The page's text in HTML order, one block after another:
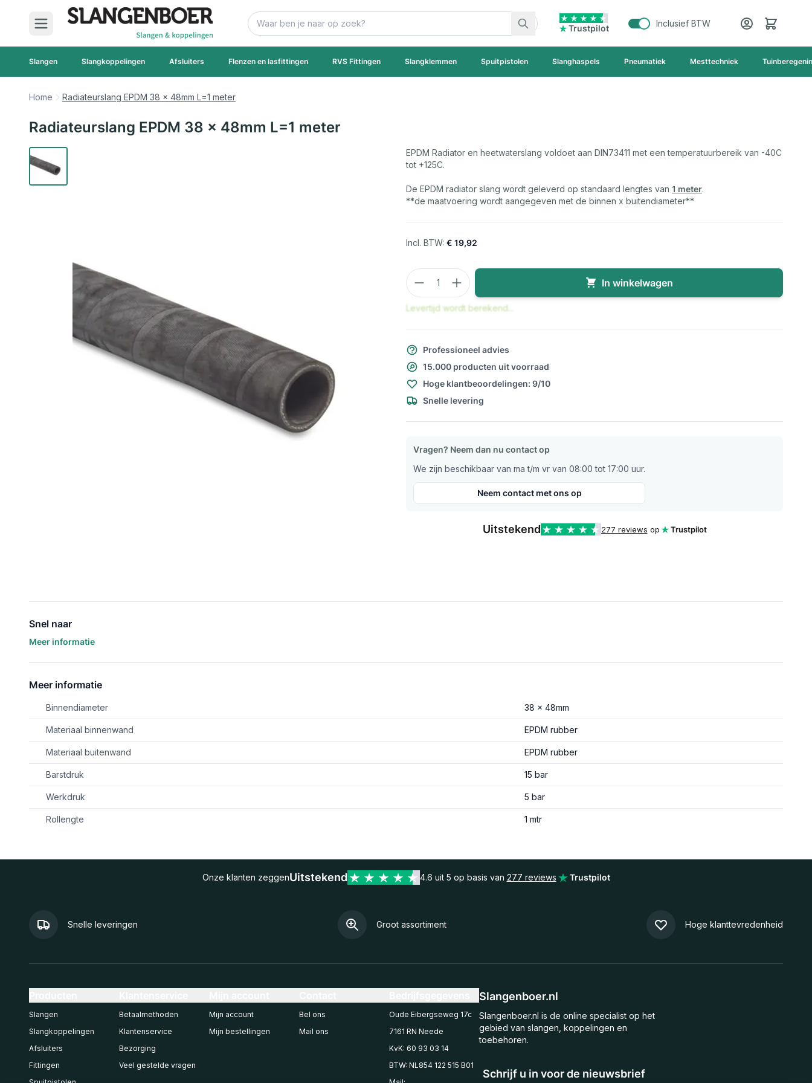
Ga naar de inhoud
Zoek
Trustpilot
Inclusief BTW Cart
Slangen Slangkoppelingen Afsluiters Flenzen en lasfittingen RVS Fittingen Slangklemmen Spuitpistolen Slanghaspels Pneumatiek Mesttechniek
Home Radiateurslang EPDM 38 x 48mm L=1 meter
Radiateurslang EPDM 38 x 48mm L=1 meter
EPDM Radiator en heetwaterslang voldoet aan DIN73411 met een temperatuurbereik van -40C
tot +125C.
De EPDM radiator slang wordt geleverd op standaard lengtes van 1 meter.
**de maatvoering wordt aangegeven met de binnen x buitendiameter**
€ 19,92
Aantal
In winkelwagen
Levertijd wordt berekend...
Professioneel advies
15.000 producten uit voorraad
Hoge klantbeoordelingen: 9/10
Snelle levering
Vragen? Neem dan nu contact op
We zijn beschikbaar van ma t/m vr van 08:00 tot 17:00 uur.
Neem contact met ons op
Uitstekend 277 reviews op Trustpilot
Snel naar
Meer informatie
Meer informatie
Binnendiameter 38 x 48mm
Materiaal binnenwand EPDM rubber
Materiaal buitenwand EPDM rubber
Barstdruk 15 bar
Werkdruk 5 bar
Rollengte 1 mtr
Onze klanten zeggenUitstekend 4.6 uit 5 op basis van 277 reviews Trustpilot
Snelle leveringen Groot assortiment Hoge klanttevredenheid
Schrijf u in voor de nieuwsbrief
Slangenboer.nl
Slangenboer.nl is de online specialist op het
gebied van slangen, koppelingen en
toebehoren.
Slangen
Slangkoppelingen
Afsluiters
Fittingen
Betaalmethoden
Klantenservice
Bezorging
Veel gestelde vragen
Mijn account
Mijn bestellingen
Bel ons
Mail ons
Oude Eibergseweg 17c
7161 RN Neede
KvK: 60 93 03 14
BTW: NL854 122 515 B01